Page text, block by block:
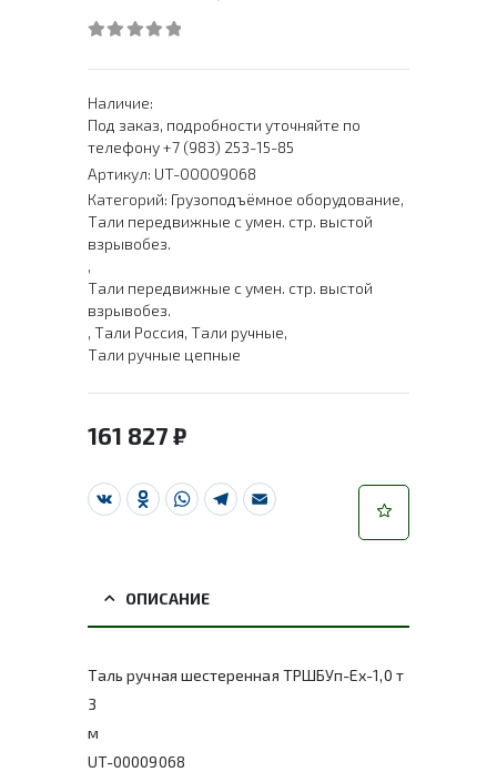
Наличие:
Под заказ, подробности уточняйте по
телефону +7 (983) 253-15-85
Артикул: UT-00009068
Категорий: Грузоподъёмное оборудование,
Тали передвижные с умен. стр. выстой
взрывобез.
,
Тали передвижные с умен. стр. выстой
взрывобез.
, Тали Россия, Тали ручные,
Тали ручные цепные
161 827 ₽
VK Odnoklassniki
WhatsApp
Telegram
Email
ОПИСАНИЕ
Таль ручная шестеренная ТРШБУп-Ех-1,0 т
3
м
UT-00009068